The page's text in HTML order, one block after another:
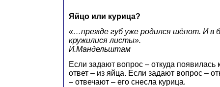
Яйцо или курица?
«…прежде губ уже родился шёпот. И в
кружилися листы».
И.Мандельштам
Если задают вопрос – откуда появилась
ответ – из яйца. Если задают вопрос –
– отвечают – его снесла курица.